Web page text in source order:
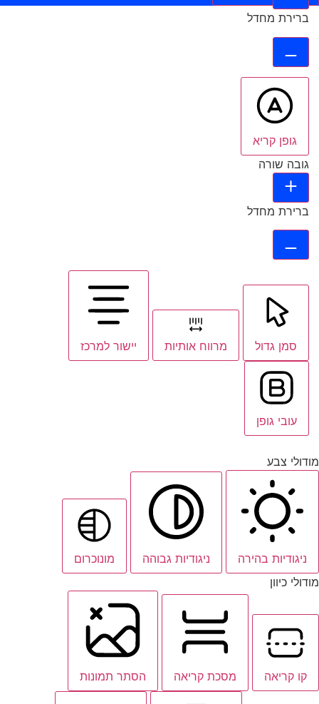
ברירת מחדל
גופן קריא
גובה שורה
ברירת מחדל
סמן גדול מרווח אותיות יישור למרכז
עובי גופן
מודולי צבע
ניגודיות בהירה ניגודיות גבוהה
מונוכרום
מודולי כיוון
קו קריאה מסכת קריאה הסתר תמונות